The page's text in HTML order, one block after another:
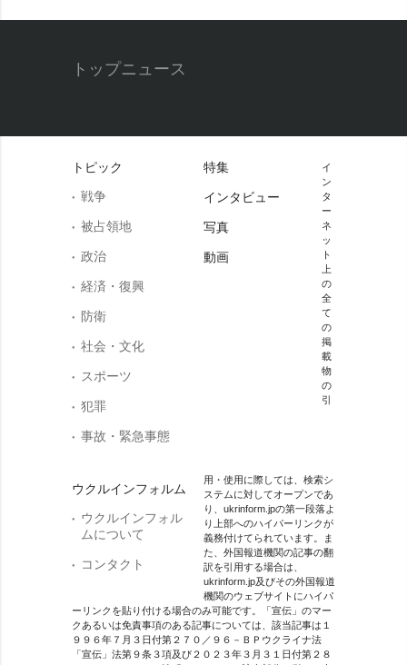
トップニュース
トピック
戦争
被占領地
政治
経済・復興
防衛
社会・文化
スポーツ
犯罪
事故・緊急事態
ウクルインフォルム
ウクルインフォル
ムについて
コンタクト
特集
インタビュー
写真
動画
イ
ン
タ
ー
ネ
ッ
ト
上
の
全
て
の
掲
載
物
の
引
用・使用に際しては、検索シ
ステムに対してオープンであ
り、ukrinform.jpの第一段落よ
り上部へのハイパーリンクが
義務付けてられています。ま
た、外国報道機関の記事の翻
訳を引用する場合は、
ukrinform.jp及びその外国報道
機関のウェブサイトにハイパ
ーリンクを貼り付ける場合のみ可能です。「宣伝」のマー
クあるいは免責事項のある記事については、該当記事は１
９９６年７月３日付第２７０／９６－ＢＰウクライナ法
「宣伝」法第９条３項及び２０２３年３月３１日付第２８